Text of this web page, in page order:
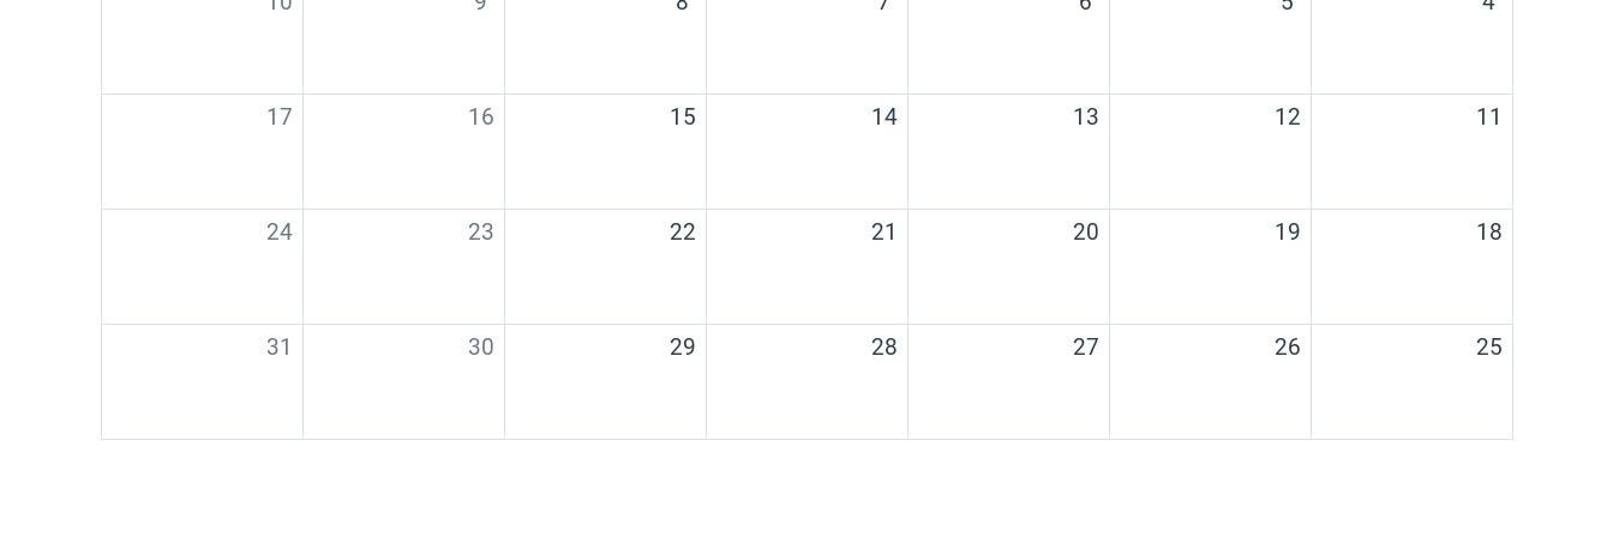
אין אירועים, 11/08/2025
11 אין אירועים, 12/08/2025
12 אין אירועים, 13/08/2025
13 אין אירועים, 14/08/2025
14 אין אירועים, 15/08/2025
15 אין אירועים, 16/08/2025
16 אין אירועים, 17/08/2025
17
אין אירועים, 18/08/2025
18 אין אירועים, 19/08/2025
19 אין אירועים, 20/08/2025
20 אין אירועים, 21/08/2025
21 אין אירועים, 22/08/2025
22 אין אירועים, 23/08/2025
23 אין אירועים, 24/08/2025
24
אין אירועים, 25/08/2025
25 אין אירועים, 26/08/2025
26 אין אירועים, 27/08/2025
27 אין אירועים, 28/08/2025
28 אין אירועים, 29/08/2025
29 אין אירועים, 30/08/2025
30 אין אירועים, 31/08/2025
31